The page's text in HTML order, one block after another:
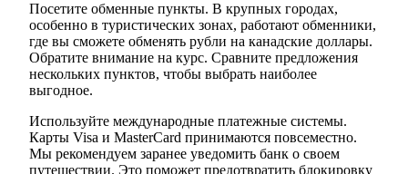
Посетите обменные пункты. В крупных городах,
особенно в туристических зонах, работают обменники,
где вы сможете обменять рубли на канадские доллары.
Обратите внимание на курс. Сравните предложения
нескольких пунктов, чтобы выбрать наиболее
выгодное.
Используйте международные платежные системы.
Карты Visa и MasterCard принимаются повсеместно.
Мы рекомендуем заранее уведомить банк о своем
путешествии. Это поможет предотвратить блокировку